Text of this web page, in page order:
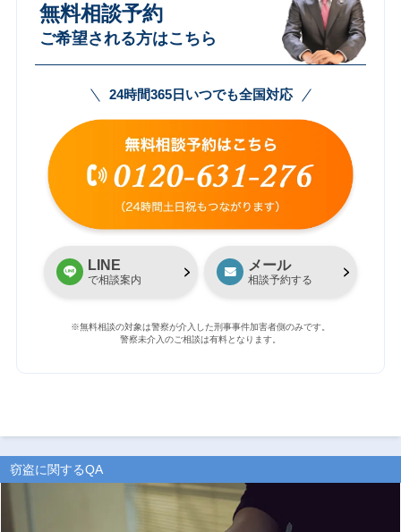
無料相談予約
ご希望される方はこちら
24時間365日いつでも全国対応
LINE
で相談案内
メール
相談予約する
※無料相談の対象は警察が介入した刑事事件加害者側のみです。
警察未介入のご相談は有料となります。
窃盗に関するQA